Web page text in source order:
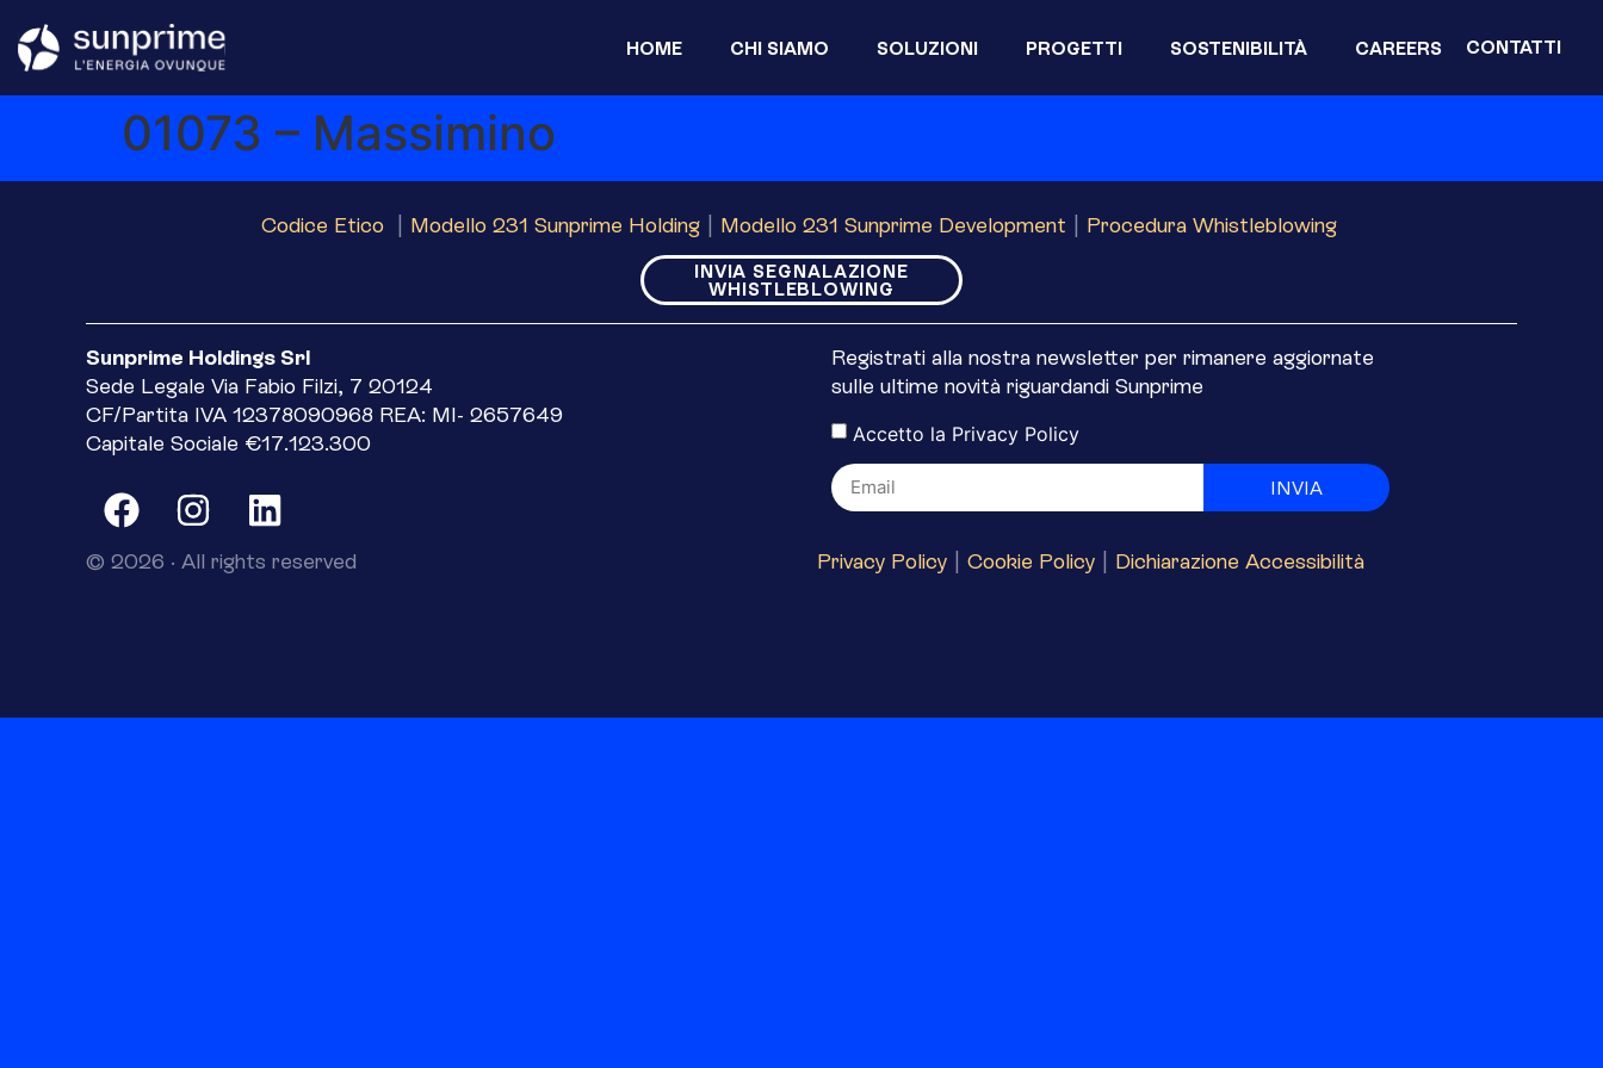
HOME CHI SIAMO SOLUZIONI PROGETTI SOSTENIBILITÀ CAREERS CONTATTI
01073 – Massimino
Codice Etico Modello 231 Sunprime Holding| Modello 231 Sunprime Development Procedura Whistleblowing
INVIA SEGNALAZIONE
WHISTLEBLOWING
Sunprime Holdings Srl
Sede Legale Via Fabio Filzi, 7 20124
CF/Partita IVA 12378090968 REA: MI- 2657649
Capitale Sociale €17.123.300
Registrati alla nostra newsletter per rimanere aggiornate
sulle ultime novità riguardandi Sunprime
Accetto la Privacy Policy
INVIA
© 2026 · All rights reserved Privacy Policy| Cookie Policy| Dichiarazione Accessibilità